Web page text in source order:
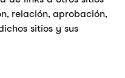
relación, aprobación,
sitios y sus